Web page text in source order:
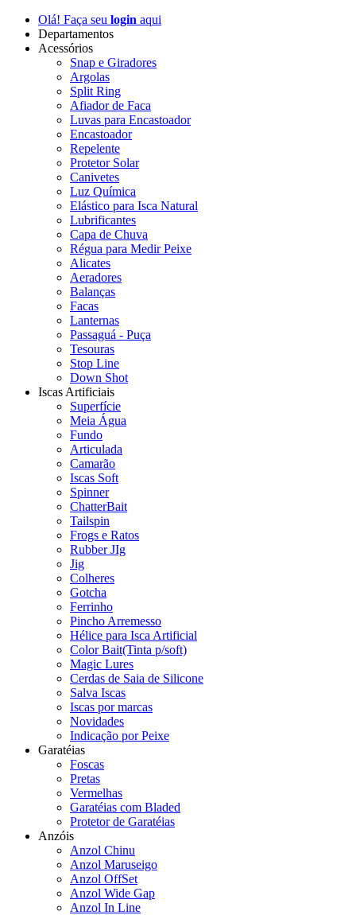
Olá! Faça seu login aqui
Departamentos
Acessórios
Snap e Giradores
Argolas
Split Ring
Afiador de Faca
Luvas para Encastoador
Encastoador
Repelente
Protetor Solar
Canivetes
Luz Química
Elástico para Isca Natural
Lubrificantes
Capa de Chuva
Régua para Medir Peixe
Alicates
Aeradores
Balanças
Facas
Lanternas
Passaguá - Puça
Tesouras
Stop Line
Down Shot
Iscas Artificiais
Superfície
Meia Água
Fundo
Articulada
Camarão
Iscas Soft
Spinner
ChatterBait
Tailspin
Frogs e Ratos
Rubber JIg
Jig
Colheres
Gotcha
Ferrinho
Pincho Arremesso
Hélice para Isca Artificial
Color Bait(Tinta p/soft)
Magic Lures
Cerdas de Saia de Silicone
Salva Iscas
Iscas por marcas
Novidades
Indicação por Peixe
Garatéias
Foscas
Pretas
Vermelhas
Garatéias com Bladed
Protetor de Garatéias
Anzóis
Anzol Chinu
Anzol Maruseigo
Anzol OffSet
Anzol Wide Gap
Anzol In Line